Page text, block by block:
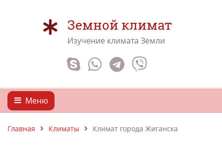
Земной климат
Изучение климата Земли
Меню
Главная Климаты Климат города Жиганска